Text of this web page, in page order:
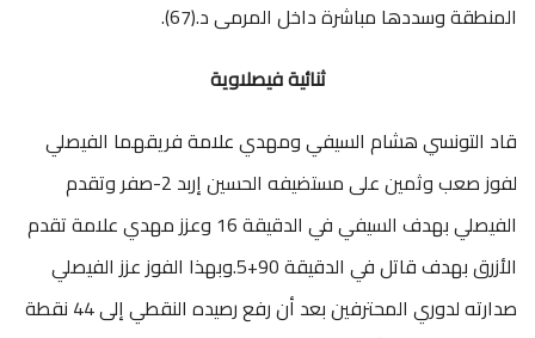
المنطقة وسددها مباشرة داخل المرمى د.(67).
ثنائية فيصلاوية
قاد التونسي هشام السيفي ومهدي علامة فريقهما الفيصلي
لفوز صعب وثمين على مستضيفه الحسين إربد 2-صفر وتقدم
الفيصلي بهدف السيفي في الدقيقة 16 وعزز مهدي علامة تقدم
الأزرق بهدف قاتل في الدقيقة 90+5.وبهذا الفوز عزز الفيصلي
صدارته لدوري المحترفين بعد أن رفع رصيده النقطي إلى 44 نقطة